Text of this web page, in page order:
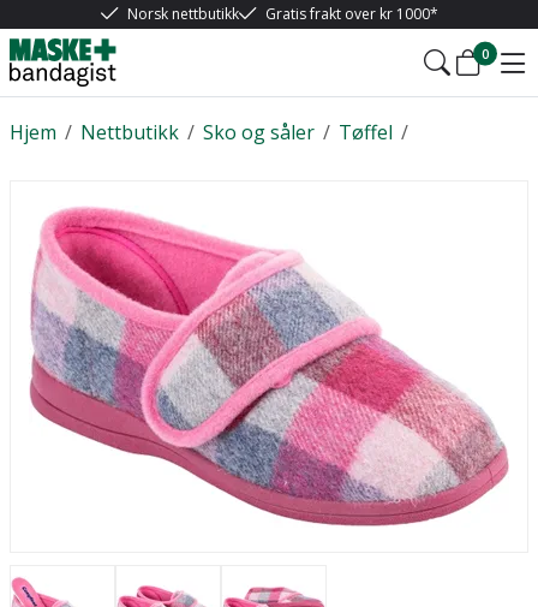
Norsk nettbutikk Gratis frakt over kr 1000*
0
/
Hjem /
Nettbutikk /
Sko og såler /
Tøffel